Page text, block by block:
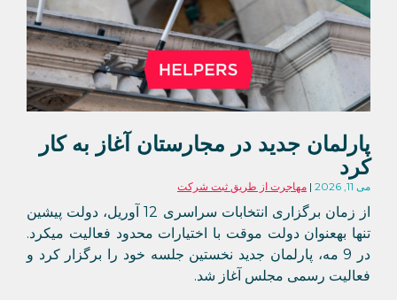
پارلمان جدید در مجارستان آغاز به کار
کرد
می 11, 2026 مهاجرت از طریق ثبت شرکت
از زمان برگزاری انتخابات سراسری 12 آوریل، دولت پیشین
تنها بهعنوان دولت موقت با اختیارات محدود فعالیت میکرد.
در 9 مه، پارلمان جدید نخستین جلسه خود را برگزار کرد و
فعالیت رسمی مجلس آغاز شد.